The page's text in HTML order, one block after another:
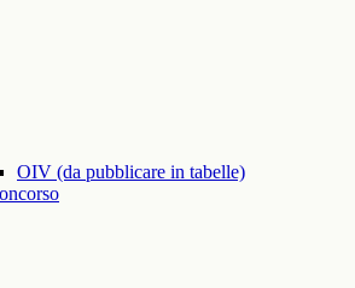
OIV (da pubblicare in tabelle)